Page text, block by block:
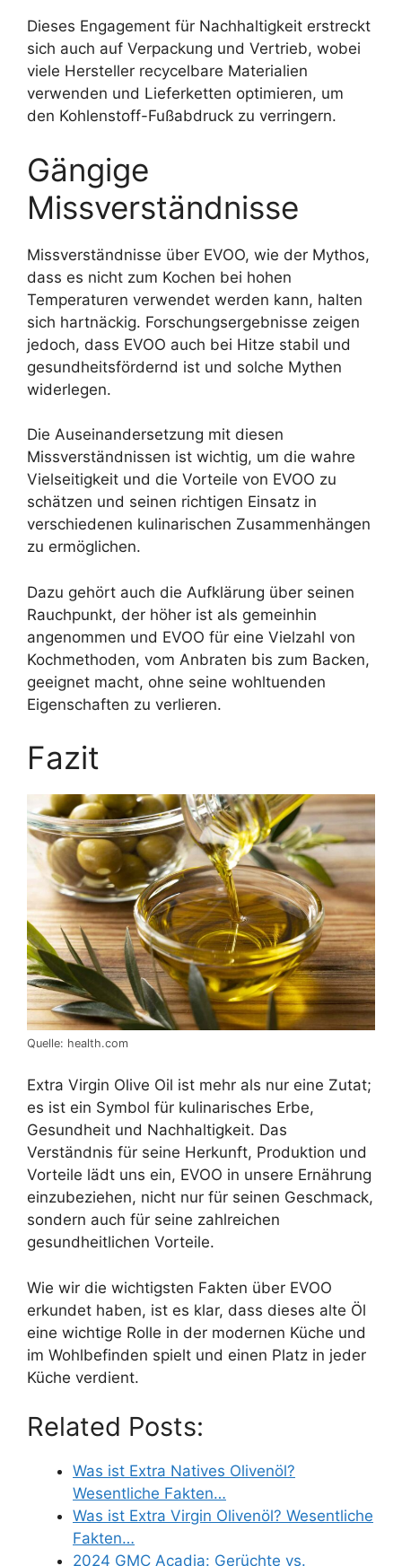
Dieses Engagement für Nachhaltigkeit erstreckt
sich auch auf Verpackung und Vertrieb, wobei
viele Hersteller recycelbare Materialien
verwenden und Lieferketten optimieren, um
den Kohlenstoff-Fußabdruck zu verringern.
Gängige
Missverständnisse
Missverständnisse über EVOO, wie der Mythos,
dass es nicht zum Kochen bei hohen
Temperaturen verwendet werden kann, halten
sich hartnäckig. Forschungsergebnisse zeigen
jedoch, dass EVOO auch bei Hitze stabil und
gesundheitsfördernd ist und solche Mythen
widerlegen.
Die Auseinandersetzung mit diesen
Missverständnissen ist wichtig, um die wahre
Vielseitigkeit und die Vorteile von EVOO zu
schätzen und seinen richtigen Einsatz in
verschiedenen kulinarischen Zusammenhängen
zu ermöglichen.
Dazu gehört auch die Aufklärung über seinen
Rauchpunkt, der höher ist als gemeinhin
angenommen und EVOO für eine Vielzahl von
Kochmethoden, vom Anbraten bis zum Backen,
geeignet macht, ohne seine wohltuenden
Eigenschaften zu verlieren.
Fazit
Quelle: health.com
Extra Virgin Olive Oil ist mehr als nur eine Zutat;
es ist ein Symbol für kulinarisches Erbe,
Gesundheit und Nachhaltigkeit. Das
Verständnis für seine Herkunft, Produktion und
Vorteile lädt uns ein, EVOO in unsere Ernährung
einzubeziehen, nicht nur für seinen Geschmack,
sondern auch für seine zahlreichen
gesundheitlichen Vorteile.
Wie wir die wichtigsten Fakten über EVOO
erkundet haben, ist es klar, dass dieses alte Öl
eine wichtige Rolle in der modernen Küche und
im Wohlbefinden spielt und einen Platz in jeder
Küche verdient.
Related Posts:
Was ist Extra Natives Olivenöl?
Wesentliche Fakten…
Was ist Extra Virgin Olivenöl? Wesentliche
Fakten…
2024 GMC Acadia: Gerüchte vs.